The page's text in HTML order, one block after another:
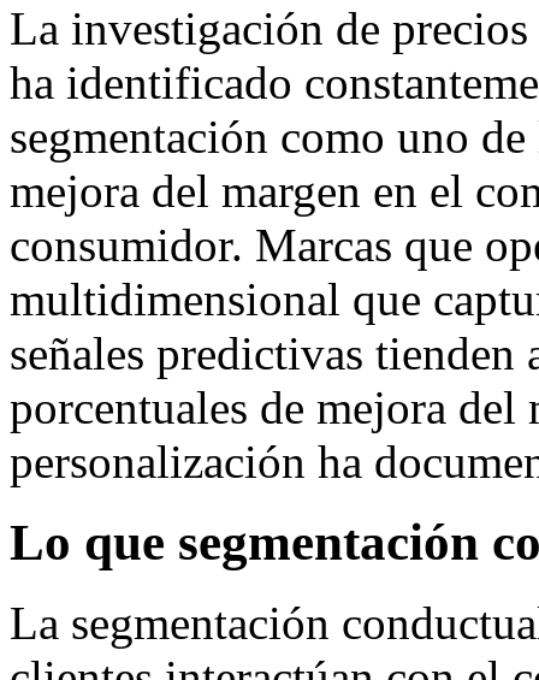
La investigación de
ha identificado
segmentación como uno
mejora del margen en el
consumidor. Marcas que
multidimensional que
señales predictivas
porcentuales de mejora
personalización ha
Lo que segmentación
La segmentación